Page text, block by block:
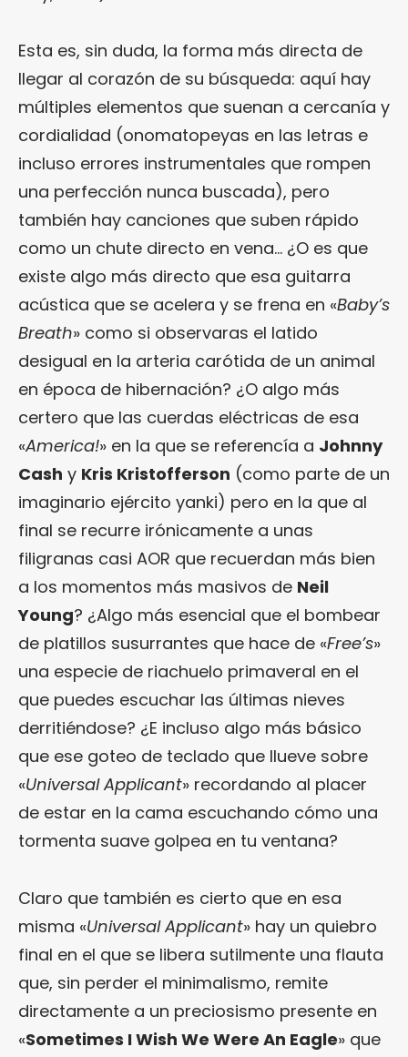
Esta es, sin duda, la forma más directa de
llegar al corazón de su búsqueda: aquí hay
múltiples elementos que suenan a cercanía y
cordialidad (onomatopeyas en las letras e
incluso errores instrumentales que rompen
una perfección nunca buscada), pero
también hay canciones que suben rápido
como un chute directo en vena… ¿O es que
existe algo más directo que esa guitarra
acústica que se acelera y se frena en «Baby’s
Breath» como si observaras el latido
desigual en la arteria carótida de un animal
en época de hibernación? ¿O algo más
certero que las cuerdas eléctricas de esa
«America!» en la que se referencía a Johnny
Cash y Kris Kristofferson (como parte de un
imaginario ejército yanki) pero en la que al
final se recurre irónicamente a unas
filigranas casi AOR que recuerdan más bien
a los momentos más masivos de Neil
Young? ¿Algo más esencial que el bombear
de platillos susurrantes que hace de «Free’s»
una especie de riachuelo primaveral en el
que puedes escuchar las últimas nieves
derritiéndose? ¿E incluso algo más básico
que ese goteo de teclado que llueve sobre
«Universal Applicant» recordando al placer
de estar en la cama escuchando cómo una
tormenta suave golpea en tu ventana?
Claro que también es cierto que en esa
misma «Universal Applicant» hay un quiebro
final en el que se libera sutilmente una flauta
que, sin perder el minimalismo, remite
directamente a un preciosismo presente en
«Sometimes I Wish We Were An Eagle» que